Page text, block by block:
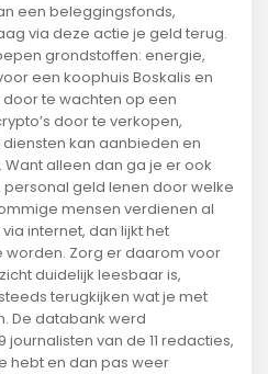
een beleggingsfonds,
via deze actie je geld terug.
grondstoffen: energie,
een koophuis Boskalis en
te wachten op een
door te verkopen,
kan aanbieden en
alleen dan ga je er ook
geld lenen door welke
mensen verdienen al
internet, dan lijkt het
Zorg er daarom voor
duidelijk leesbaar is,
terugkijken wat je met
De databank werd
van de 11 redacties,
hebt en dan pas weer